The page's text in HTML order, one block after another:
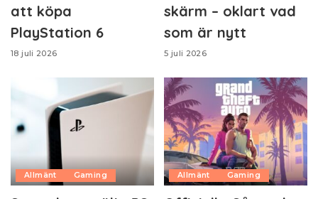
att köpa
PlayStation 6
18 juli 2026
skärm – oklart vad
som är nytt
5 juli 2026
Allmänt Gaming Allmänt Gaming